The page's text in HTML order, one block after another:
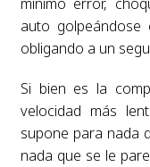
auto
obligando a un
Si bien es la
velocidad más
supone para nada
nada que se le